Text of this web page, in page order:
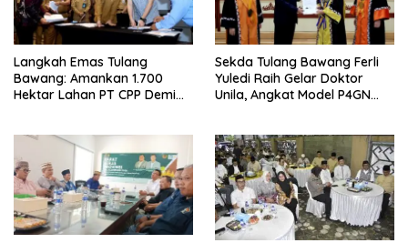
Langkah Emas Tulang
Bawang: Amankan 1.700
Hektar Lahan PT CPP Demi
Sekda Tulang Bawang Ferli
Yuledi Raih Gelar Doktor
Unila, Angkat Model P4GN